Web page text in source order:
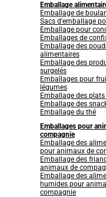
Emballage
Emballage de
Sacs d'emballage
Emballage pour
Emballages de
Emballage des
alimentaires
Emballage des
surgelés
Emballages pour
légumes
Emballage des
Emballage des
Emballage du thé
Emballages pour
compagnie
Emballage des
pour animaux de
Emballage des
animaux de
Emballage des
humides pour
compagnie